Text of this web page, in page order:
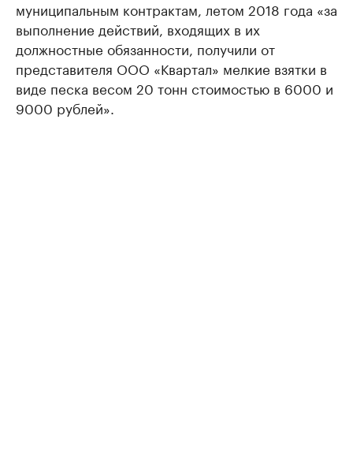
муниципальным контрактам, летом 2018 года «за
выполнение действий, входящих в их
должностные обязанности, получили от
представителя ООО «Квартал» мелкие взятки в
виде песка весом 20 тонн стоимостью в 6000 и
9000 рублей».